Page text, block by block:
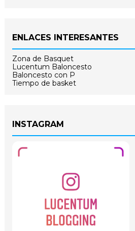
ENLACES INTERESANTES
Zona de Basquet
Lucentum Baloncesto
Baloncesto con P
Tiempo de basket
INSTAGRAM